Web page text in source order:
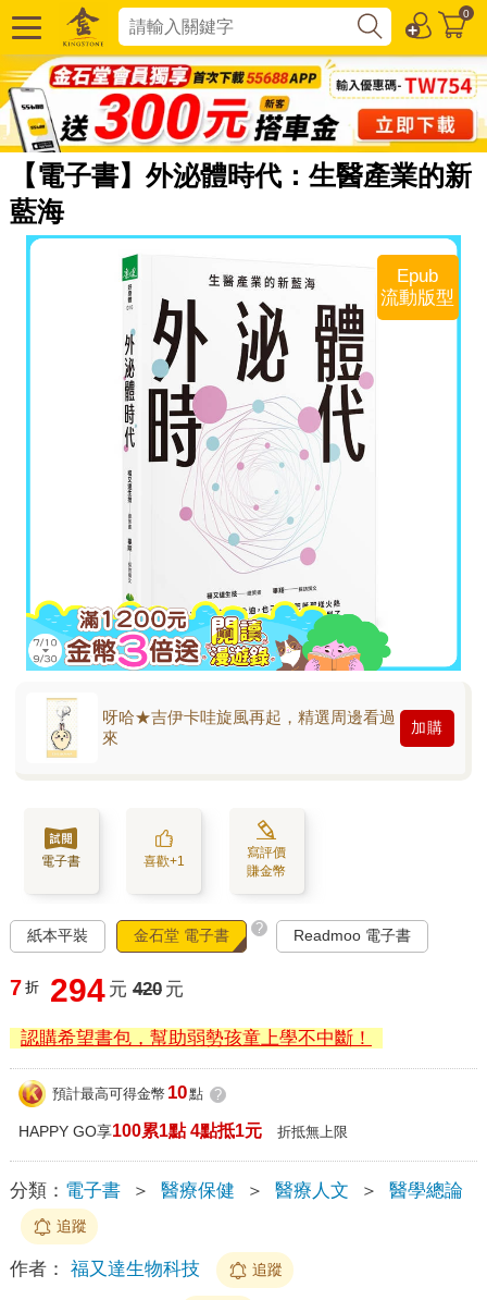
0
【電子書】外泌體時代：生醫產業的新
藍海
Epub
流動版型
呀哈★吉伊卡哇旋風再起，精選周邊看過
來
加購
電子書 喜歡+1
寫評價
賺金幣
紙本平裝 金石堂 電子書 ? Readmoo 電子書
7 折 294 元 420 元
認購希望書包，幫助弱勢孩童上學不中斷！
預計最高可得金幣 10點 ?
HAPPY GO享100累1點 4點抵1元 折抵無上限
分類： 電子書 ＞ 醫療保健 ＞ 醫療人文 ＞ 醫學總論
追蹤
作者： 福又達生物科技 追蹤